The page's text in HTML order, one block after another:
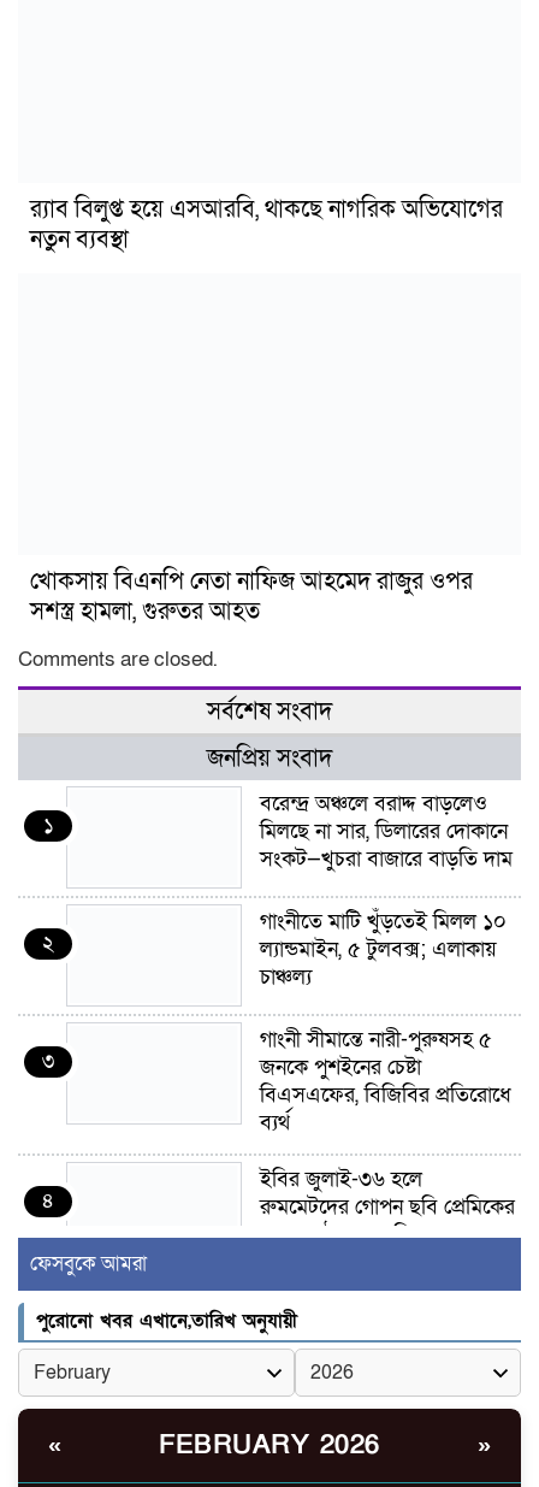
র‍্যাব বিলুপ্ত হয়ে এসআরবি, থাকছে নাগরিক অভিযোগের
নতুন ব্যবস্থা
খোকসায় বিএনপি নেতা নাফিজ আহমেদ রাজুর ওপর
সশস্ত্র হামলা, গুরুতর আহত
Comments are closed.
সর্বশেষ সংবাদ
জনপ্রিয় সংবাদ
১
বরেন্দ্র অঞ্চলে বরাদ্দ বাড়লেও
মিলছে না সার, ডিলারের দোকানে
সংকট—খুচরা বাজারে বাড়তি দাম
২
গাংনীতে মাটি খুঁড়তেই মিলল ১০
ল্যান্ডমাইন, ৫ টুলবক্স; এলাকায়
চাঞ্চল্য
৩
গাংনী সীমান্তে নারী-পুরুষসহ ৫
জনকে পুশইনের চেষ্টা
বিএসএফের, বিজিবির প্রতিরোধে
ব্যর্থ
৪
ইবির জুলাই-৩৬ হলে
রুমমেটদের গোপন ছবি প্রেমিকের
কাছে পাঠানোর অভিযোগ, ক্ষোভ
৫
র‍্যাব বিলুপ্ত হয়ে এসআরবি,
থাকছে নাগরিক অভিযোগের নতুন
ব্যবস্থা
৬
খোকসায় বিএনপি নেতা নাফিজ
ফেসবুকে আমরা
পুরোনো খবর এখানে,তারিখ অনুযায়ী
« FEBRUARY 2026 »